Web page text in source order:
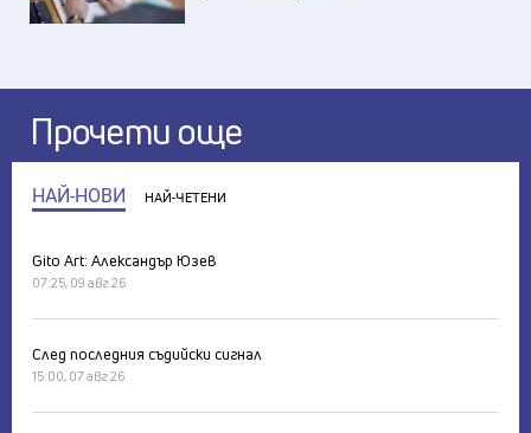
Прочети още
НАЙ-НОВИ НАЙ-ЧЕТЕНИ
Gito Art: Александър Юзев
07:25, 09 авг 26
След последния съдийски сигнал
15:00, 07 авг 26